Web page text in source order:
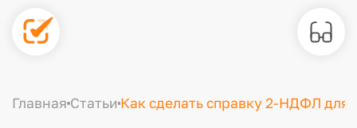
Главная Статьи Как сделать справку 2-НДФЛ для